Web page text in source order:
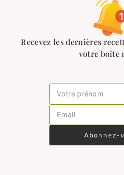
Recevez les dernières
votre boîte
Abonnez-